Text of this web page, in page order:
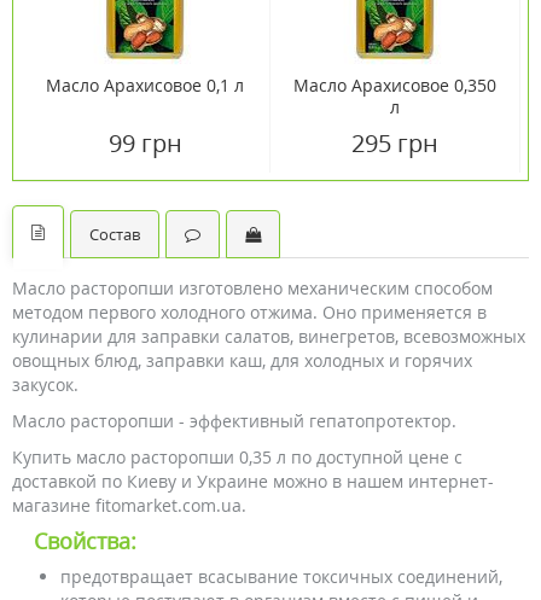
Масло Арахисовое 0,1 л
99 грн
Масло Арахисовое 0,350
л
295 грн
Состав
Масло расторопши изготовлено механическим способом
методом первого холодного отжима. Оно применяется в
кулинарии для заправки салатов, винегретов, всевозможных
овощных блюд, заправки каш, для холодных и горячих
закусок.
Масло расторопши - эффективный гепатопротектор.
Купить масло расторопши 0,35 л по доступной цене с
доставкой по Киеву и Украине можно в нашем интернет-
магазине fitomarket.com.ua.
Свойства:
предотвращает всасывание токсичных соединений,